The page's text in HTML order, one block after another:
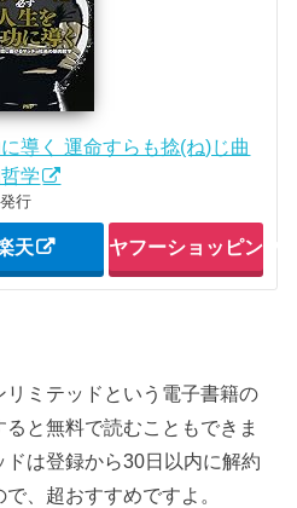
導く 運命すらも捻(ね)じ曲
学
行
天 ヤフーショッピング
リミテッドという電子書籍の
と無料で読むこともできま
は登録から30日以内に解約
、超おすすめですよ。